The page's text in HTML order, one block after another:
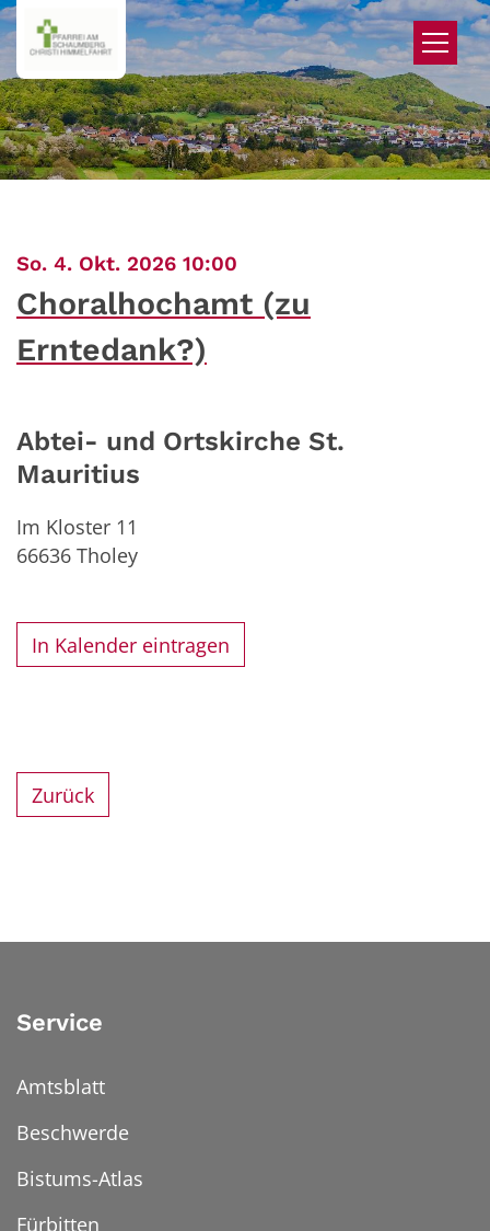
Zum Inhalt springen
So. 4. Okt. 2026 10:00
Choralhochamt (zu
Erntedank?)
Abtei- und Ortskirche St.
Mauritius
Im Kloster 11
66636 Tholey
In Kalender eintragen
Zurück
Service
Amtsblatt
Beschwerde
Bistums-Atlas
Fürbitten